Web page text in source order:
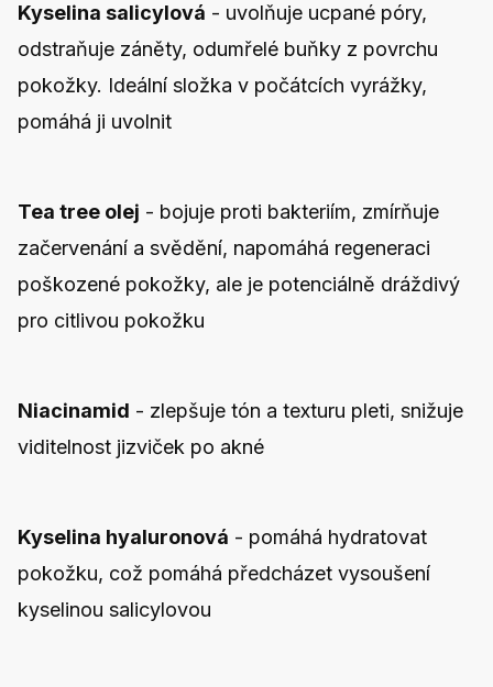
Kyselina salicylová - uvolňuje ucpané póry,
odstraňuje záněty, odumřelé buňky z povrchu
pokožky. Ideální složka v počátcích vyrážky,
pomáhá ji uvolnit
Tea tree olej - bojuje proti bakteriím, zmírňuje
začervenání a svědění, napomáhá regeneraci
poškozené pokožky, ale je potenciálně dráždivý
pro citlivou pokožku
Niacinamid - zlepšuje tón a texturu pleti, snižuje
viditelnost jizviček po akné
Kyselina hyaluronová - pomáhá hydratovat
pokožku, což pomáhá předcházet vysoušení
kyselinou salicylovou